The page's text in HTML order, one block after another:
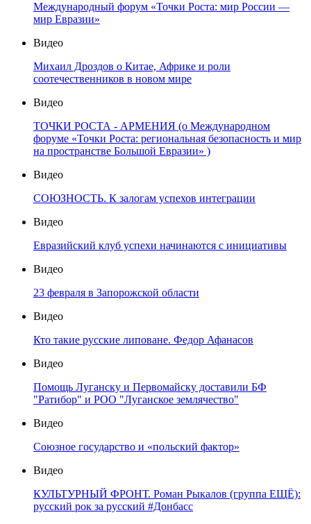
Международный форум «Точки Роста: мир России —
мир Евразии»
Видео
Михаил Дроздов о Китае, Африке и роли
соотечественников в новом мире
Видео
ТОЧКИ РОСТА - АРМЕНИЯ (о Международном
форуме «Точки Роста: региональная безопасность и мир
на пространстве Большой Евразии» )
Видео
СОЮЗНОСТЬ. К залогам успехов интеграции
Видео
Евразийский клуб успехи начинаются с инициативы
Видео
23 февраля в Запорожской области
Видео
Кто такие русские липоване. Федор Афанасов
Видео
Помощь Луганску и Первомайску доставили БФ
"Ратибор" и РОО "Луганское землячество"
Видео
Союзное государство и «польский фактор»
Видео
КУЛЬТУРНЫЙ ФРОНТ. Роман Рыкалов (группа ЕЩЁ):
русский рок за русский #Донбасс